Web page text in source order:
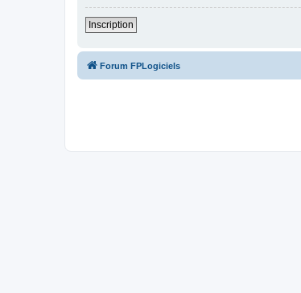
Inscription
Forum FPLogiciels